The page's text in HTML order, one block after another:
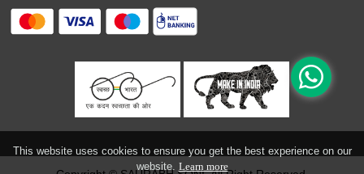
This website uses cookies to ensure you get the best experience on our
website. Learn more
FAQs
Return and refund policy
Refund & Cancellation
Track Order